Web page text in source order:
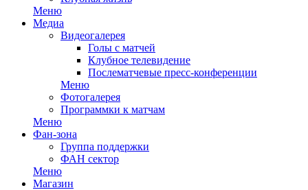
Меню
Медиа
Видеогалерея
Голы с матчей
Клубное телевидение
Послематчевые пресс-конференции
Меню
Фотогалерея
Программки к матчам
Меню
Фан-зона
Группа поддержки
ФАН сектор
Меню
Магазин